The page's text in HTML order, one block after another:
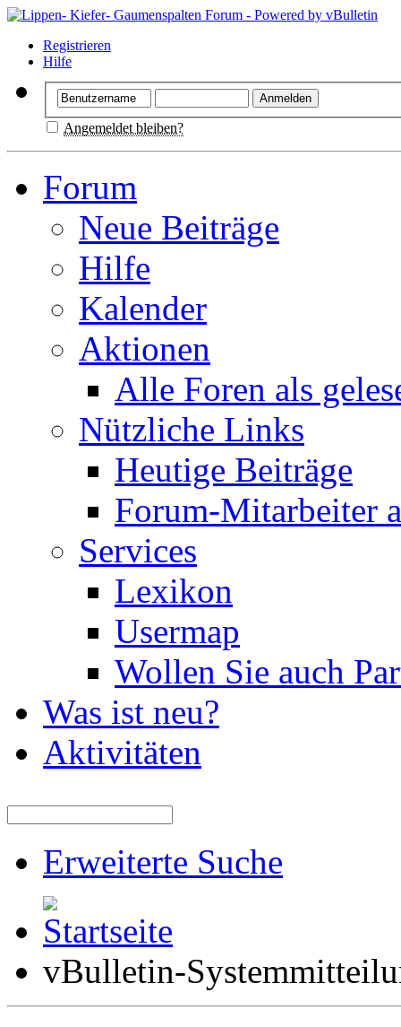
Registrieren
Hilfe
Angemeldet bleiben?
Forum
Neue Beiträge
Hilfe
Kalender
Aktionen
Alle Foren als
Nützliche Links
Heutige Beiträge
Forum-Mitarbeiter
Services
Lexikon
Usermap
Wollen Sie auch
Was ist neu?
Aktivitäten
Erweiterte Suche
vBulletin-